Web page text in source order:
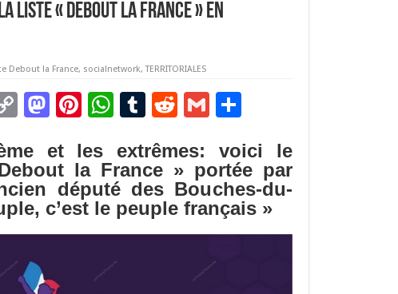
liste « Debout la France » en
Debout la France, socialnetwork,TERRITORIALES
C
p
y
Li
n
k
M
to
d
o
n
Pi
er
es
t
W
at
sA
p
p
T
m
bl
r
R
d
di
t
G
ai
l
ta
g
er
et les extrêmes: voici le
la France » portée par
député des Bouches-du-
c’est le peuple français »